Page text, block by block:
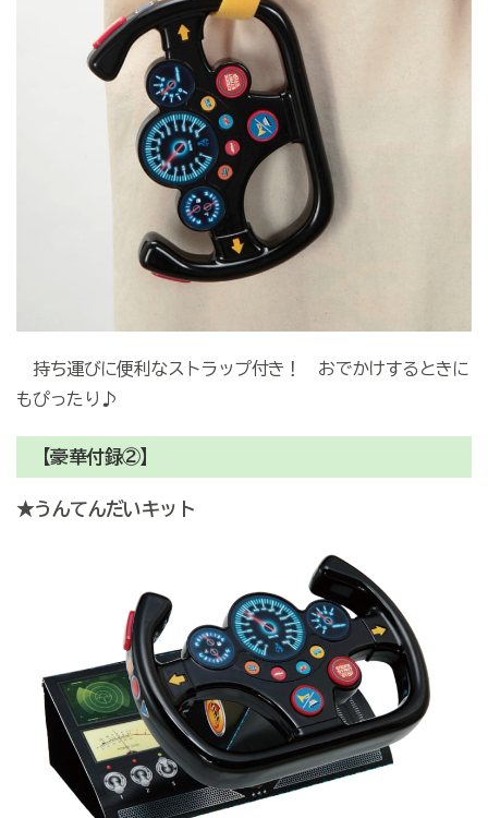
持ち運びに便利なストラップ付き！ おでかけするときに
もぴったり♪
【豪華付録②】
★うんてんだいキット